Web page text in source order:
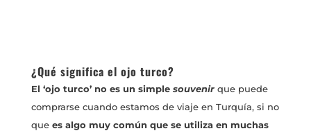
¿Qué significa el ojo turco?
El ‘ojo turco’ no es un simple souvenir que puede
comprarse cuando estamos de viaje en Turquía, si no
que es algo muy común que se utiliza en muchas